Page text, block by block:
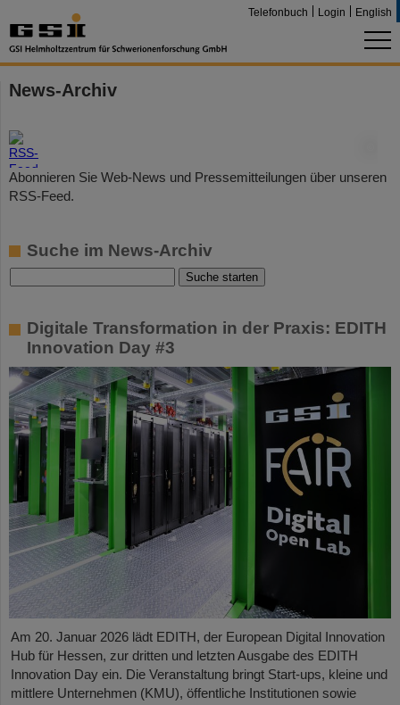
Telefonbuch Login English
News-Archiv
Abonnieren Sie Web-News und Pressemitteilungen über unseren
RSS-Feed.
Suche im News-Archiv
Digitale Transformation in der Praxis: EDITH
Innovation Day #3
Am 20. Januar 2026 lädt EDITH, der European Digital Innovation
Hub für Hessen, zur dritten und letzten Ausgabe des EDITH
Innovation Day ein. Die Veranstaltung bringt Start-ups, kleine und
mittlere Unternehmen (KMU), öffentliche Institutionen sowie